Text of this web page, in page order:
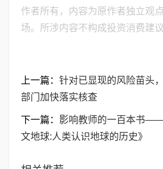
作者所有，内容为原作者独立观
场。所涉内容不构成投资消费建
上一篇： 针对已显现的风险苗头
部门加快落实核查
下一篇： 影响教师的一百本书
文地球:人类认识地球的历史》